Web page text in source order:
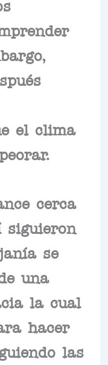
el clima
cerca
siguieron
se
una
la cual
hacer
las